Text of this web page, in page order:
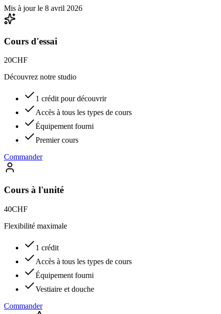
Mis à jour le 8 avril 2026
Cours d'essai
20CHF
Découvrez notre studio
1 crédit pour découvrir
Accès à tous les types de cours
Équipement fourni
Premier cours
Commander
Cours à l'unité
40CHF
Flexibilité maximale
1 crédit
Accès à tous les types de cours
Équipement fourni
Vestiaire et douche
Commander